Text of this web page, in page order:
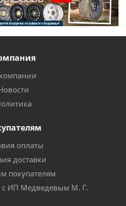
оплаты
доставки
покупателям
с ИП Медведевым М. Г.